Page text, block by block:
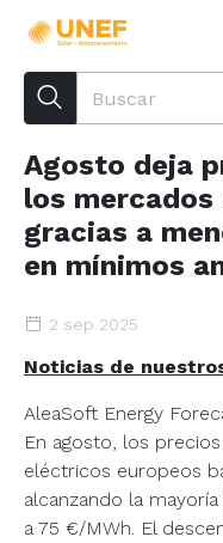
Agosto deja
los
gracias a
en mínimos
2 sep 2025
Noticias de
AleaSoft Energy
En agosto, los
eléctricos europeos
alcanzando la
a 75 €/MWh. El